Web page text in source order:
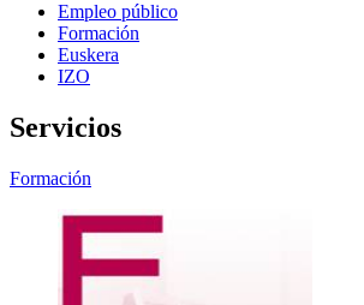
Empleo público
Formación
Euskera
IZO
Servicios
Formación